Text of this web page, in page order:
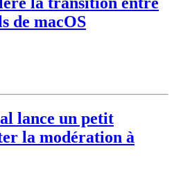
de macOS
lance un petit
la modération à